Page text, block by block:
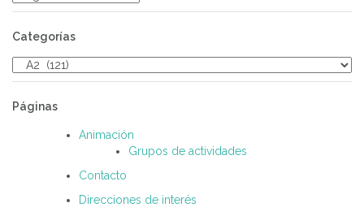
Categorías
Categorías
Páginas
Animación
Grupos de actividades
Contacto
Direcciones de interés